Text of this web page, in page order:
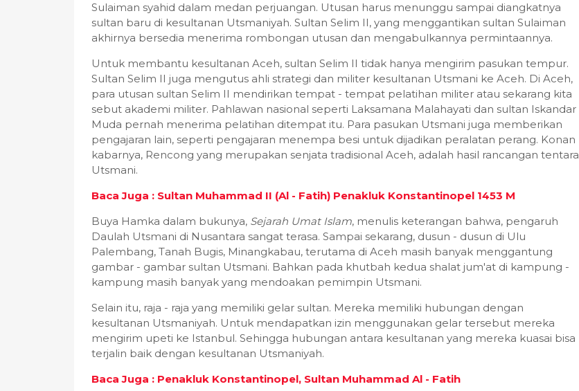
Sulaiman syahid dalam medan perjuangan. Utusan harus menunggu sampai diangkatnya
sultan baru di kesultanan Utsmaniyah. Sultan Selim II, yang menggantikan sultan Sulaiman
akhirnya bersedia menerima rombongan utusan dan mengabulkannya permintaannya.
Untuk membantu kesultanan Aceh, sultan Selim II tidak hanya mengirim pasukan tempur.
Sultan Selim II juga mengutus ahli strategi dan militer kesultanan Utsmani ke Aceh. Di Aceh,
para utusan sultan Selim II mendirikan tempat - tempat pelatihan militer atau sekarang kita
sebut akademi militer. Pahlawan nasional seperti Laksamana Malahayati dan sultan Iskandar
Muda pernah menerima pelatihan ditempat itu. Para pasukan Utsmani juga memberikan
pengajaran lain, seperti pengajaran menempa besi untuk dijadikan peralatan perang. Konan
kabarnya, Rencong yang merupakan senjata tradisional Aceh, adalah hasil rancangan tentara
Utsmani.
Baca Juga : Sultan Muhammad II (Al - Fatih) Penakluk Konstantinopel 1453 M
Buya Hamka dalam bukunya, Sejarah Umat Islam, menulis keterangan bahwa, pengaruh
Daulah Utsmani di Nusantara sangat terasa. Sampai sekarang, dusun - dusun di Ulu
Palembang, Tanah Bugis, Minangkabau, terutama di Aceh masih banyak menggantung
gambar - gambar sultan Utsmani. Bahkan pada khutbah kedua shalat jum'at di kampung -
kampung masih banyak yang mendoakan pemimpin Utsmani.
Selain itu, raja - raja yang memiliki gelar sultan. Mereka memiliki hubungan dengan
kesultanan Utsmaniyah. Untuk mendapatkan izin menggunakan gelar tersebut mereka
mengirim upeti ke Istanbul. Sehingga hubungan antara kesultanan yang mereka kuasai bisa
terjalin baik dengan kesultanan Utsmaniyah.
Baca Juga : Penakluk Konstantinopel, Sultan Muhammad Al - Fatih